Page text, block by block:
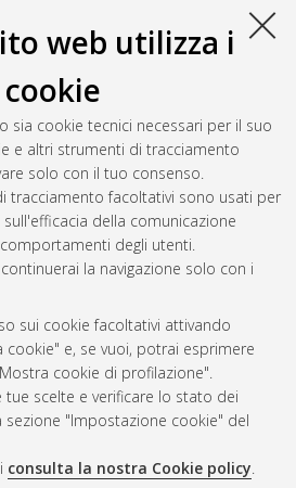
web utilizza i
cookie
sia cookie tecnici necessari per il suo
e altri strumenti di tracciamento
solo con il tuo consenso.
tracciamento facoltativi sono usati per
della comunicazione
degli utenti.
la navigazione solo con i
sui cookie facoltativi attivando
cookie" e, se vuoi, potrai esprimere
cookie di profilazione".
scelte e verificare lo stato dei
"Impostazione cookie" del
consulta la nostra Cookie policy.
services. [Laurea magistrale],
di Studio in Ingegneria e scienze
- Cesena
generata ilSun Aug 9 11:26:33 2026
CEST